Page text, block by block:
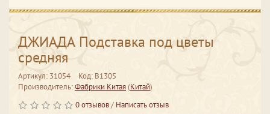
ДЖИАДА Подставка под цветы
средняя
Артикул: 31054
Код: В1305
Производитель:Фабрики Китая(Китай)
0 отзывов/ Написать отзыв